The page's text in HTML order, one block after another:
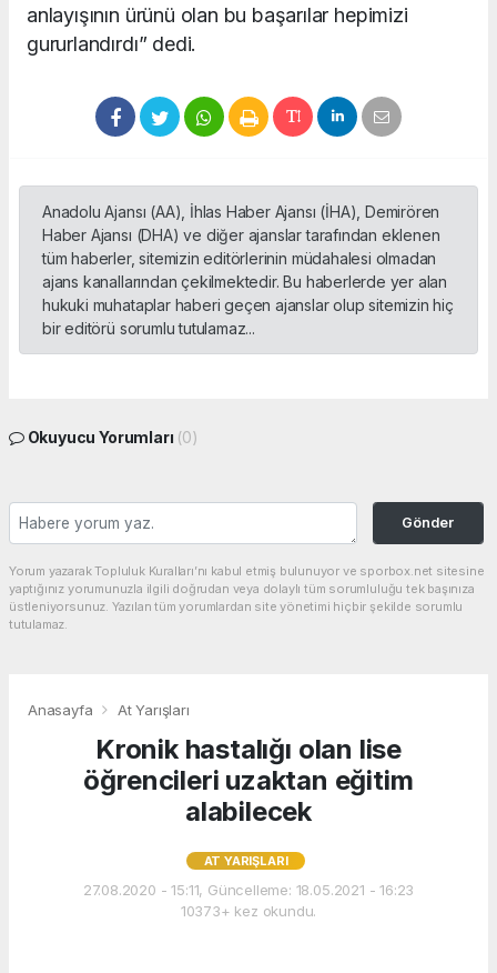
anlayışının ürünü olan bu başarılar hepimizi
gururlandırdı” dedi.
Anadolu Ajansı (AA), İhlas Haber Ajansı (İHA), Demirören
Haber Ajansı (DHA) ve diğer ajanslar tarafından eklenen
tüm haberler, sitemizin editörlerinin müdahalesi olmadan
ajans kanallarından çekilmektedir. Bu haberlerde yer alan
hukuki muhataplar haberi geçen ajanslar olup sitemizin hiç
bir editörü sorumlu tutulamaz...
Okuyucu Yorumları (0)
Gönder
Yorum yazarak Topluluk Kuralları’nı kabul etmiş bulunuyor ve sporbox.net sitesine
yaptığınız yorumunuzla ilgili doğrudan veya dolaylı tüm sorumluluğu tek başınıza
üstleniyorsunuz. Yazılan tüm yorumlardan site yönetimi hiçbir şekilde sorumlu
tutulamaz.
Anasayfa At Yarışları
Kronik hastalığı olan lise
öğrencileri uzaktan eğitim
alabilecek
AT YARIŞLARI
27.08.2020 - 15:11, Güncelleme: 18.05.2021 - 16:23
10373+ kez okundu.